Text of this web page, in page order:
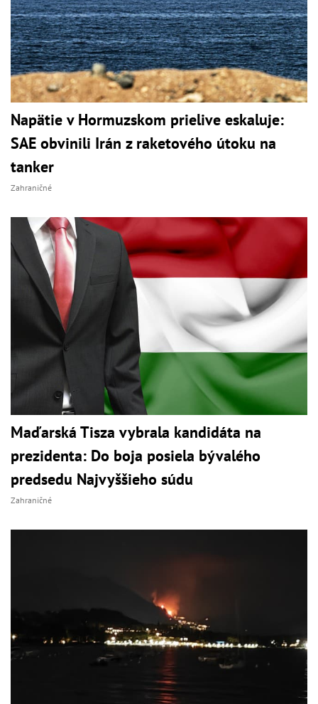
Napätie v Hormuzskom prielive eskaluje:
SAE obvinili Irán z raketového útoku na
tanker
Zahraničné
Maďarská Tisza vybrala kandidáta na
prezidenta: Do boja posiela bývalého
predsedu Najvyššieho súdu
Zahraničné